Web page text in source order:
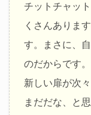
チットチャッ
くさんありま
す。まさに、
のだからです
新しい扉が次
まだだな、と